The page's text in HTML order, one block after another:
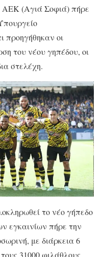
ΑΕΚ (Αγιά Σοφιά) πήρε
προηγήθηκαν οι
του νέου γηπέδου, οι
στελέχη.
το νέο γήπεδο
εγκαινίων πήρε την
με διάρκεια 6
31000 φιλάθλους,